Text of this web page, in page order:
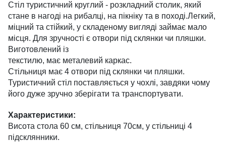
Стіл туристичний круглий - розкладний столик, який
стане в нагоді на рибалці, на пікніку та в поході.Легкий,
міцний та стійкий, у складеному вигляді займає мало
місця. Для зручності є отвори під склянки чи пляшки.
Виготовлений із
текстилю, має металевий каркас.
Стільниця має 4 отвори під склянки чи пляшки.
Туристичний стіл поставляється у чохлі, завдяки чому
його дуже зручно зберігати та транспортувати.
Характеристики:
Висота стола 60 см, стільниця 70см, у стільниці 4
підсклянники.